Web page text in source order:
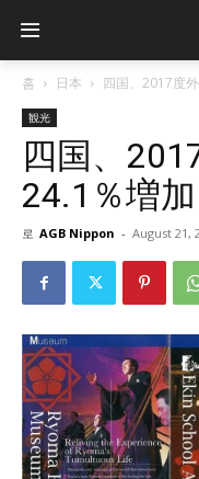
홈 日本 四国、2017度
観光
四国、
24.1％増
로 AGB Nippon - August 21,